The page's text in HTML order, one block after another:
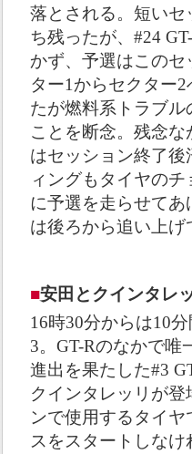
落とされる。短いセ
ち残ったが、#24
かず、予選はこのセ
ター1からセクター
たが燃料系トラブ
ことを断念。残念
はセッション終了
ィングもタイヤの
に予選を走らせて
は後ろから追い上
■安田とクインタレ
16時30分からは10
3。GT-Rのなかで唯
進出を果たした#3
クインタレッリが
ンで使用するタイ
スをスタートしな